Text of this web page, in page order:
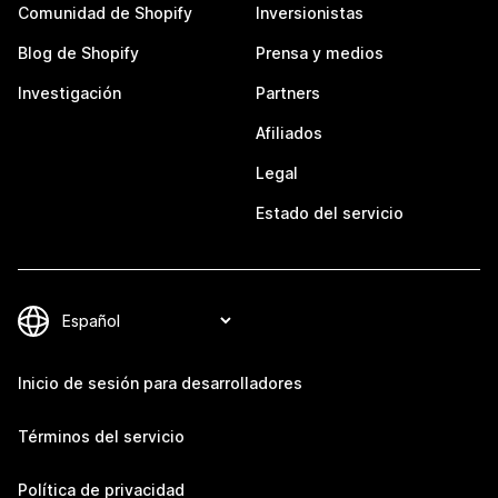
Comunidad de Shopify
Blog de Shopify
Investigación
Inversionistas
Prensa y medios
Partners
Afiliados
Legal
Estado del servicio
Inicio de sesión para desarrolladores
Términos del servicio
Política de privacidad